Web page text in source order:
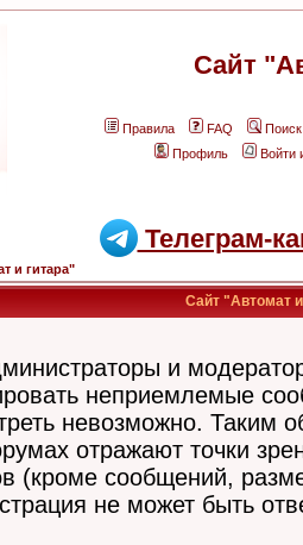
Сайт
Правила FAQ
Поиск
Профиль
Войти
Телеграм-
и гитара"
Сайт "Автомат и
и
неприемлемые
невозможно. Таким
отражают точки
(кроме сообщений,
не может быть